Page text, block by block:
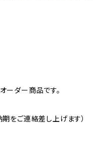
ーダー商品です。
期をご連絡差し上げます）